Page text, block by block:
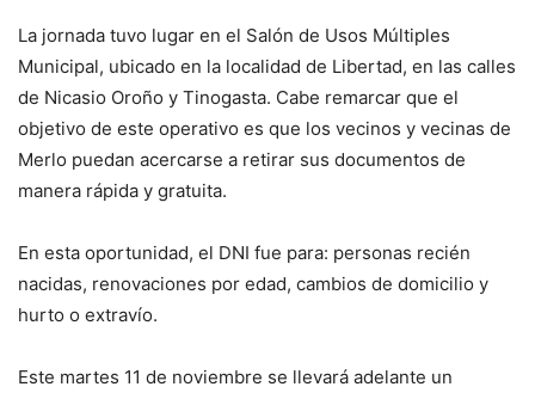
La jornada tuvo lugar en el Salón de Usos Múltiples
Municipal, ubicado en la localidad de Libertad, en las calles
de Nicasio Oroño y Tinogasta. Cabe remarcar que el
objetivo de este operativo es que los vecinos y vecinas de
Merlo puedan acercarse a retirar sus documentos de
manera rápida y gratuita.
En esta oportunidad, el DNI fue para: personas recién
nacidas, renovaciones por edad, cambios de domicilio y
hurto o extravío.
Este martes 11 de noviembre se llevará adelante un